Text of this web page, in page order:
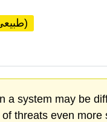
20 % (طبیعی)
a system may be
threats even more